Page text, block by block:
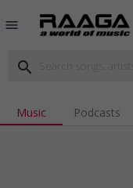
menu
search
Music Podcasts